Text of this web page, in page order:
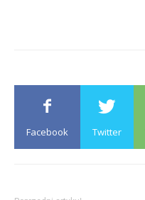
Facebook Twitter